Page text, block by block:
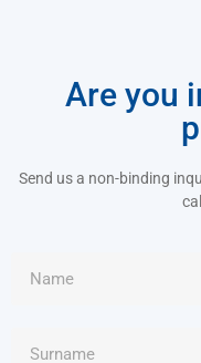
Are you
Send us a non-binding